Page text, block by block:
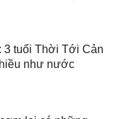
3 tuổi Thời Tới Cản
như nước